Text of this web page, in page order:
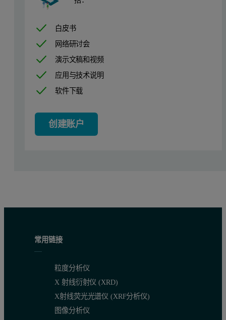
白皮书
网络研讨会
演示文稿和视频
应用与技术说明
软件下载
创建账户
常用链接
粒度分析仪
X 射线衍射仪 (XRD)
X射线荧光光谱仪 (XRF分析仪)
图像分析仪